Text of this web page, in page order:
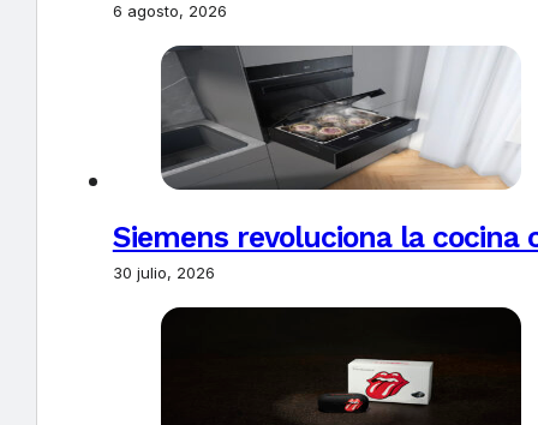
6 agosto, 2026
Siemens revoluciona la
30 julio, 2026